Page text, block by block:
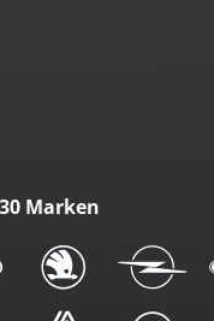
Marken